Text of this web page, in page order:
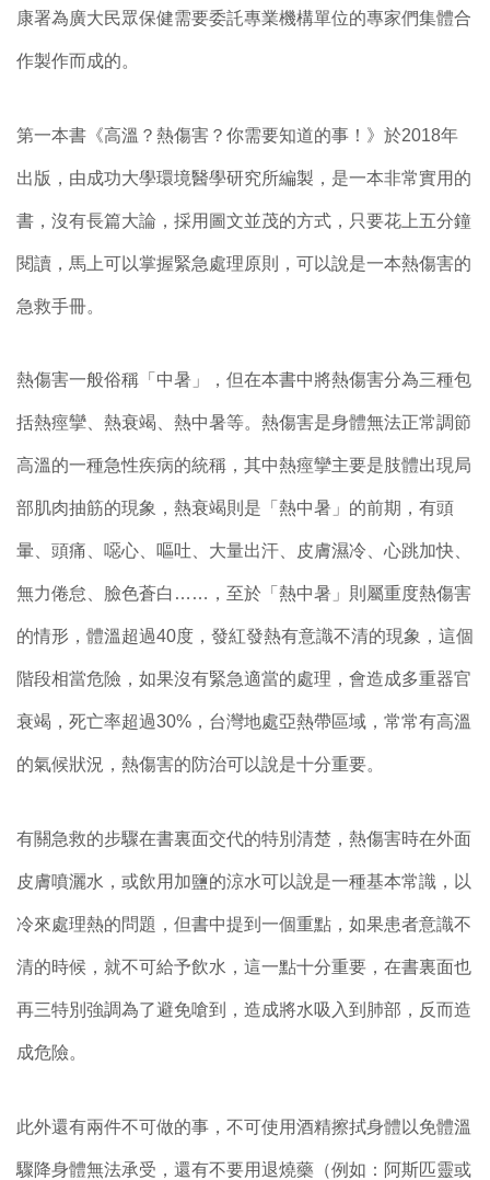
康署為廣大民眾保健需要委託專業機構單位的專家們集體合
作製作而成的。
第一本書《高溫？熱傷害？你需要知道的事！》於2018年
出版，由成功大學環境醫學研究所編製，是一本非常實用的
書，沒有長篇大論，採用圖文並茂的方式，只要花上五分鐘
閱讀，馬上可以掌握緊急處理原則，可以說是一本熱傷害的
急救手冊。
熱傷害一般俗稱「中暑」，但在本書中將熱傷害分為三種包
括熱痙攣、熱衰竭、熱中暑等。熱傷害是身體無法正常調節
高溫的一種急性疾病的統稱，其中熱痙攣主要是肢體出現局
部肌肉抽筋的現象，熱衰竭則是「熱中暑」的前期，有頭
暈、頭痛、噁心、嘔吐、大量出汗、皮膚濕冷、心跳加快、
無力倦怠、臉色蒼白……，至於「熱中暑」則屬重度熱傷害
的情形，體溫超過40度，發紅發熱有意識不清的現象，這個
階段相當危險，如果沒有緊急適當的處理，會造成多重器官
衰竭，死亡率超過30%，台灣地處亞熱帶區域，常常有高溫
的氣候狀況，熱傷害的防治可以說是十分重要。
有關急救的步驟在書裏面交代的特別清楚，熱傷害時在外面
皮膚噴灑水，或飲用加鹽的涼水可以說是一種基本常識，以
冷來處理熱的問題，但書中提到一個重點，如果患者意識不
清的時候，就不可給予飲水，這一點十分重要，在書裏面也
再三特別強調為了避免嗆到，造成將水吸入到肺部，反而造
成危險。
此外還有兩件不可做的事，不可使用酒精擦拭身體以免體溫
驟降身體無法承受，還有不要用退燒藥（例如：阿斯匹靈或